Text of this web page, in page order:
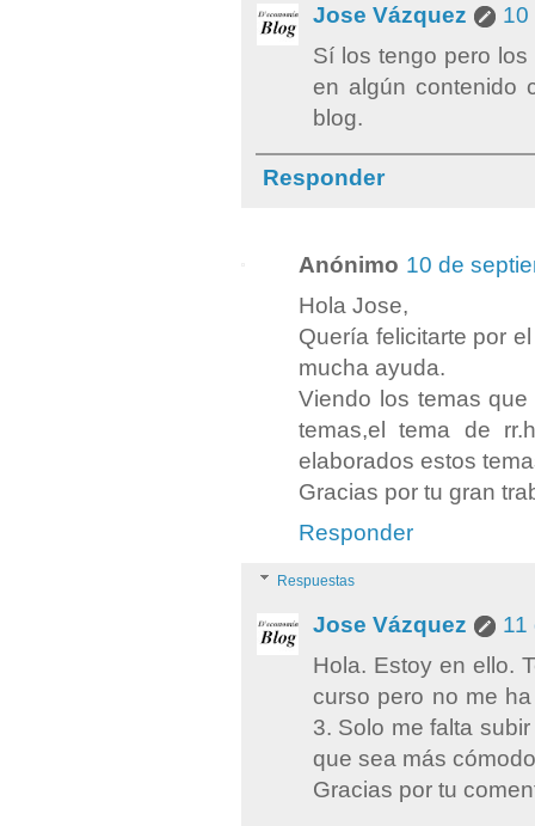
Jose Vázquez
10
Sí los tengo pero
en algún contenido
blog.
Responder
Anónimo 10 de
Hola Jose,
Quería felicitarte por
mucha ayuda.
Viendo los temas
temas,el tema de
elaborados estos
Gracias por tu gran
Responder
Respuestas
Jose Vázquez
11
Hola. Estoy en ello.
curso pero no me
3. Solo me falta
que sea más
Gracias por tu